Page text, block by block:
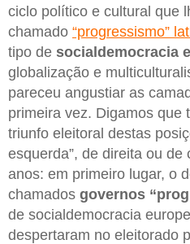
ciclo político e cultural que
chamado “progressismo”
tipo de socialdemocracia
globalização e
pareceu angustiar as
primeira vez. Digamos que
triunfo eleitoral destas
esquerda”, de direita ou
anos: em primeiro lugar, o
chamados governos
de socialdemocracia
despertaram no eleitorado